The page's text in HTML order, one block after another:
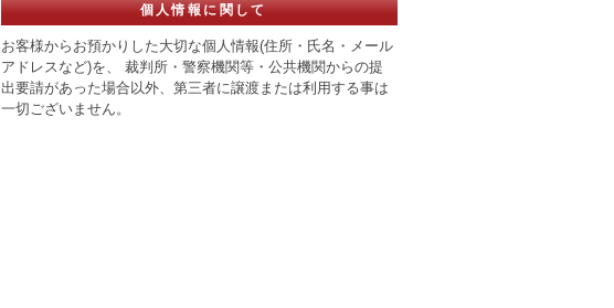
個人情報に関して
お客様からお預かりした大切な個人情報(住所・氏名・メール
アドレスなど)を、 裁判所・警察機関等・公共機関からの提
出要請があった場合以外、第三者に譲渡または利用する事は
一切ございません。